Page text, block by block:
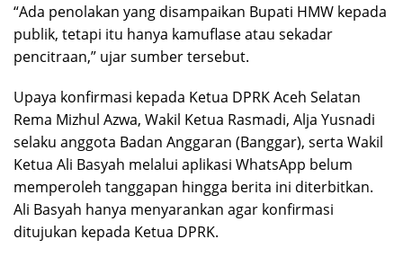
“Ada penolakan yang disampaikan Bupati HMW kepada
publik, tetapi itu hanya kamuflase atau sekadar
pencitraan,” ujar sumber tersebut.
Upaya konfirmasi kepada Ketua DPRK Aceh Selatan
Rema Mizhul Azwa, Wakil Ketua Rasmadi, Alja Yusnadi
selaku anggota Badan Anggaran (Banggar), serta Wakil
Ketua Ali Basyah melalui aplikasi WhatsApp belum
memperoleh tanggapan hingga berita ini diterbitkan.
Ali Basyah hanya menyarankan agar konfirmasi
ditujukan kepada Ketua DPRK.